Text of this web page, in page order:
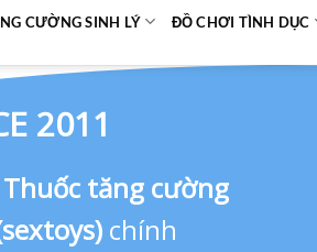
CƯỜNG SINH LÝ ĐỒ CHƠI TÌNH DỤC
2011
Thuốc tăng cường
chính